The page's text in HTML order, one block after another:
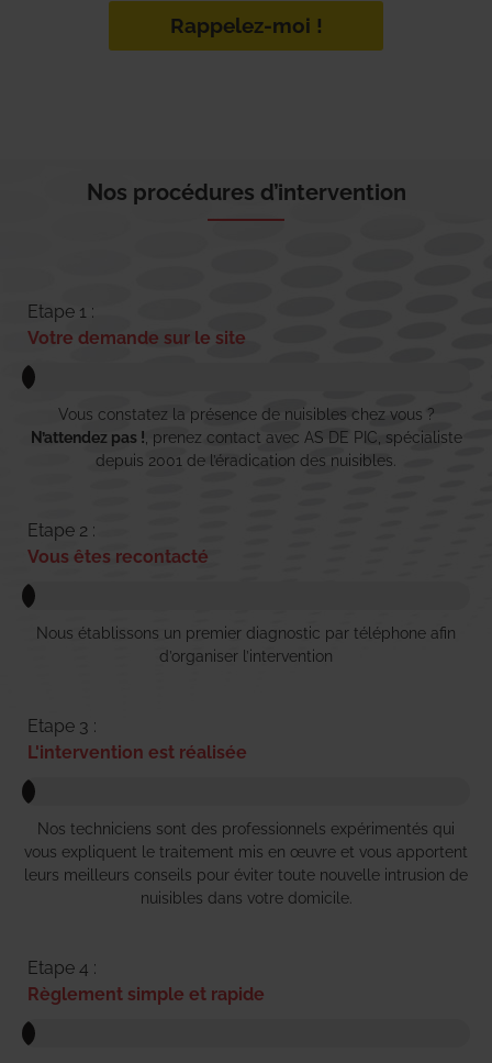
Rappelez-moi !
Nos procédures d’intervention
Etape 1 :
Votre demande sur le site
Vous constatez la présence de nuisibles chez vous ?
N’attendez pas ! , prenez contact avec AS DE PIC, spécialiste
depuis 2001 de l’éradication des nuisibles.
Etape 2 :
Vous êtes recontacté
Nous établissons un premier diagnostic par téléphone afin
d’organiser l’intervention
Etape 3 :
L'intervention est réalisée
Nos techniciens sont des professionnels expérimentés qui
vous expliquent le traitement mis en œuvre et vous apportent
leurs meilleurs conseils pour éviter toute nouvelle intrusion de
nuisibles dans votre domicile.
Etape 4 :
Règlement simple et rapide